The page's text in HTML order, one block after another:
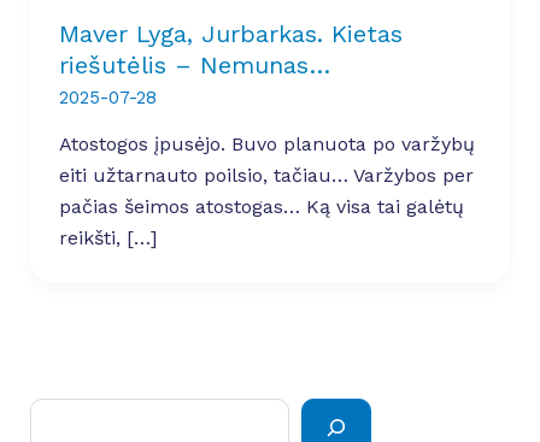
Maver Lyga, Jurbarkas. Kietas
riešutėlis – Nemunas…
2025-07-28
Atostogos įpusėjo. Buvo planuota po varžybų
eiti užtarnauto poilsio, tačiau… Varžybos per
pačias šeimos atostogas… Ką visa tai galėtų
reikšti, […]